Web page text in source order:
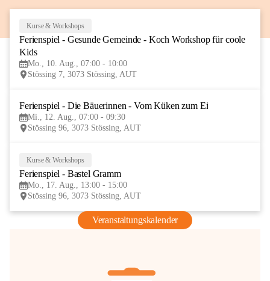
AUG
Kurse & Workshops
Ferienspiel - Gesunde Gemeinde - Koch Workshop für coole
Kids
Mo., 10. Aug., 07:00 - 10:00
Stössing 7, 3073 Stössing, AUT
Ferienspiel - Die Bäuerinnen - Vom Küken zum Ei
Mi., 12. Aug., 07:00 - 09:30
Stössing 96, 3073 Stössing, AUT
Kurse & Workshops
Ferienspiel - Bastel Gramm
Mo., 17. Aug., 13:00 - 15:00
Stössing 96, 3073 Stössing, AUT
Veranstaltungskalender